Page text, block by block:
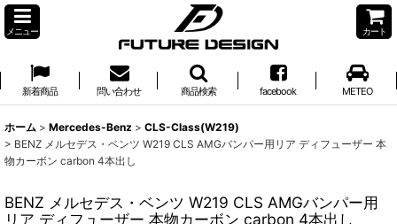
メニュー カート
新着商品 問い合わせ 商品検索 facebook METEO
ホーム > Mercedes-Benz > CLS-Class(W219)
> BENZ メルセデス・ベンツ W219 CLS AMGバンパー用リア ディフューザー 本
物カーボン carbon 4本出し
BENZ メルセデス・ベンツ W219 CLS AMGバンパー用
リア ディフューザー 本物カーボン carbon 4本出し